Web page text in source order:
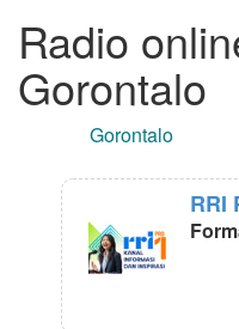
Radio
Gorontalo
Gorontalo
RRI